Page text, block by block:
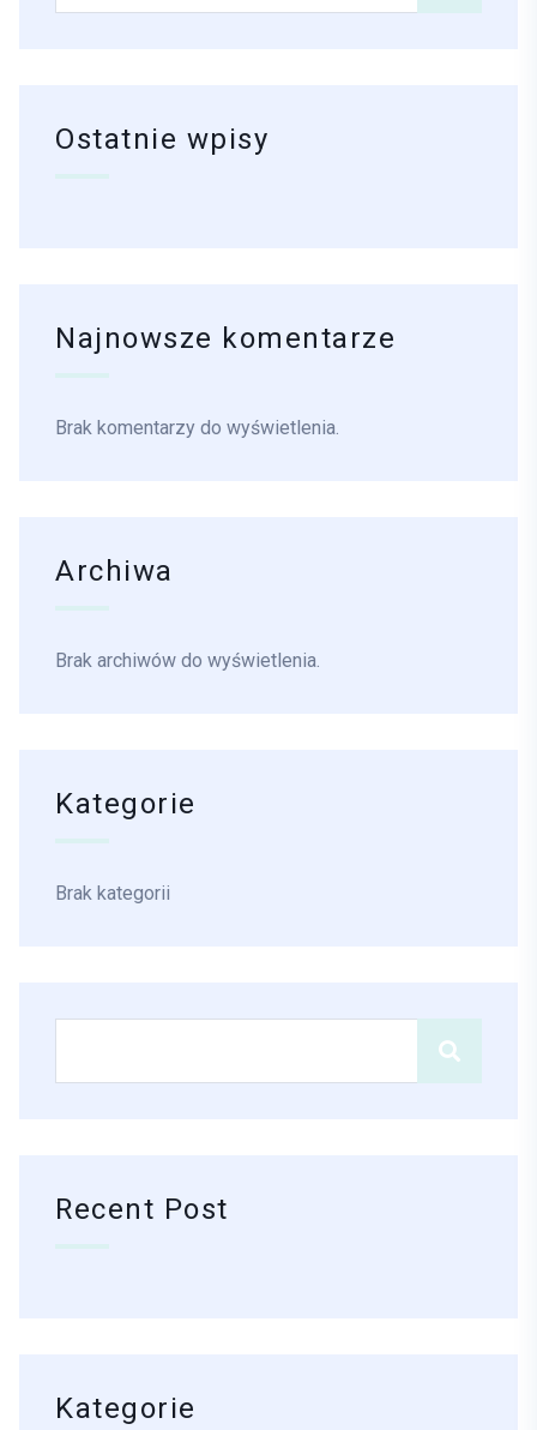
Ostatnie wpisy
Najnowsze komentarze
Brak komentarzy do wyświetlenia.
Archiwa
Brak archiwów do wyświetlenia.
Kategorie
Brak kategorii
Recent Post
Kategorie